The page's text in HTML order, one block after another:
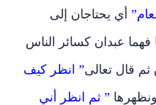
أي يحتاجان إلى
فهما عبدان كسائر الناس
قال تعالى” انظر كيف
” ثم انظر أني